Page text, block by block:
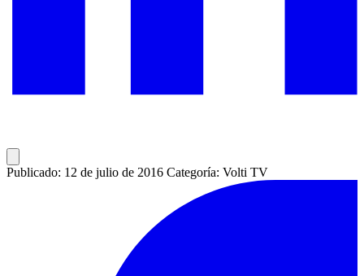
Publicado: 12 de julio de 2016 Categoría: Volti TV